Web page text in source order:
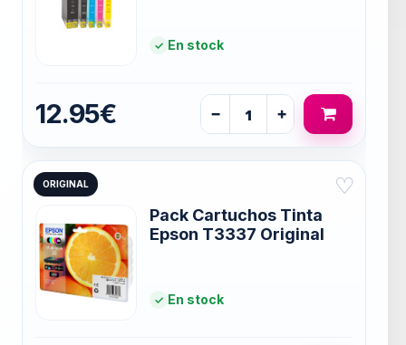
En stock
12.95€ − +
ORIGINAL ♡
Pack Cartuchos Tinta
Epson T3337 Original
En stock